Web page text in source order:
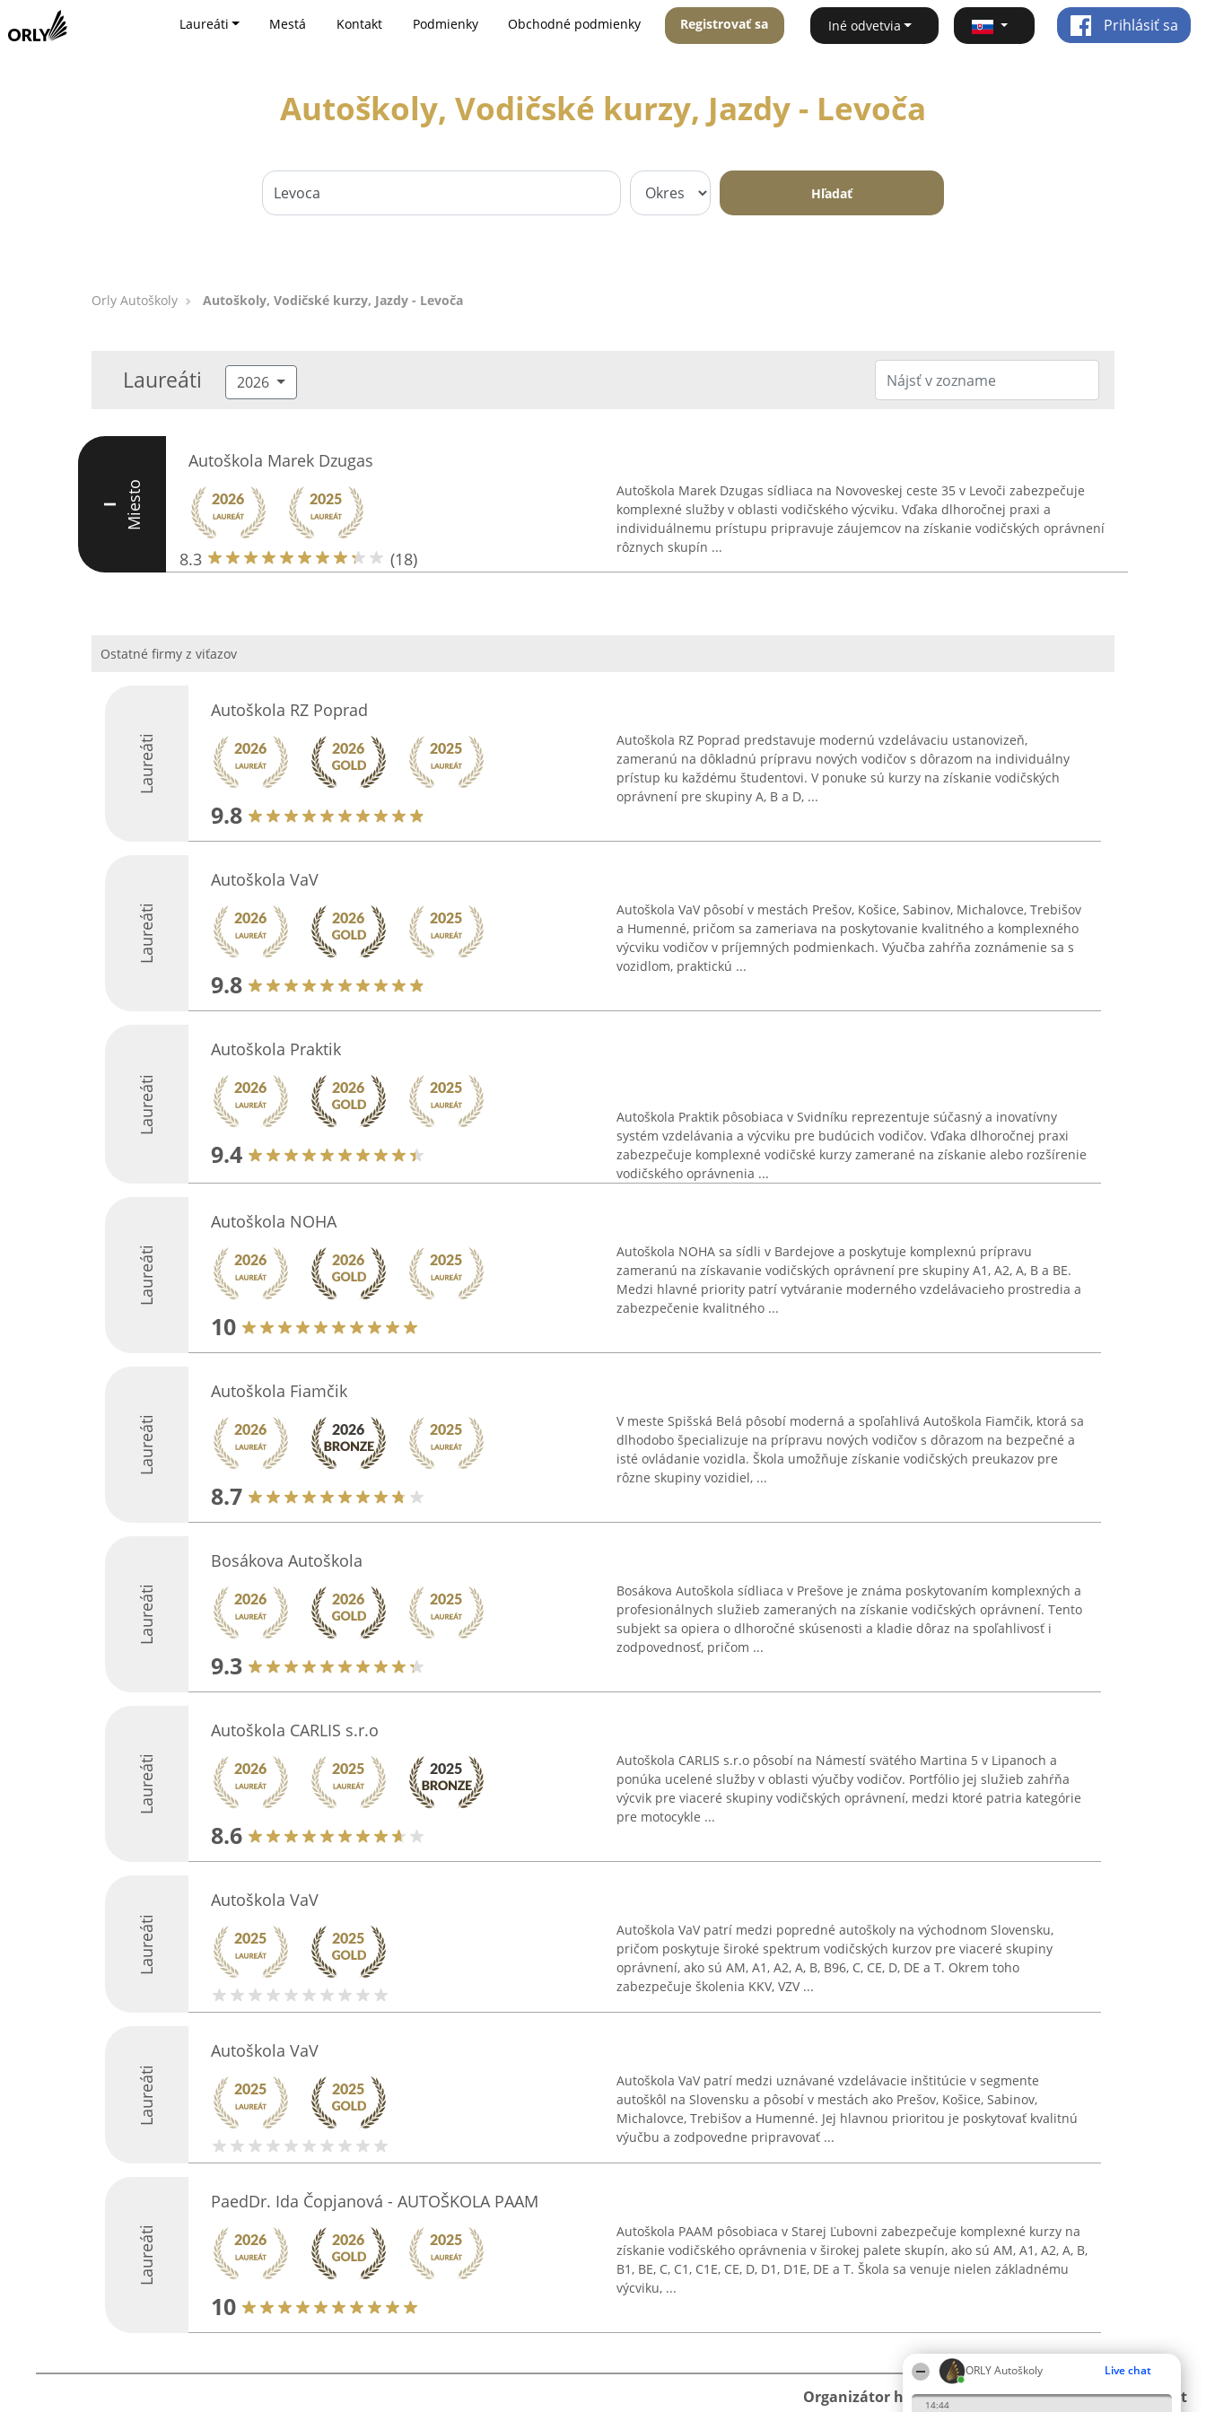
ORLY Autoškoly Live chat
14:44
Laureáti Mestá Kontakt Podmienky Obchodné podmienky Registrovať sa Iné odvetvia Prihlásiť sa
Autoškoly, Vodičské kurzy, Jazdy - Levoča
Hľadať
Orly Autoškoly Autoškoly, Vodičské kurzy, Jazdy - Levoča
Laureáti 2026
I Miesto
Autoškola Marek Dzugas
8.3 (18)
Autoškola Marek Dzugas sídliaca na Novoveskej ceste 35 v Levoči zabezpečuje
komplexné služby v oblasti vodičského výcviku. Vďaka dlhoročnej praxi a
individuálnemu prístupu pripravuje záujemcov na získanie vodičských oprávnení
rôznych skupín ...
Ostatné firmy z viťazov
Laureáti
Autoškola RZ Poprad
9.8
Autoškola RZ Poprad predstavuje modernú vzdelávaciu ustanovizeň,
zameranú na dôkladnú prípravu nových vodičov s dôrazom na individuálny
prístup ku každému študentovi. V ponuke sú kurzy na získanie vodičských
oprávnení pre skupiny A, B a D, ...
Laureáti
Autoškola VaV
9.8
Autoškola VaV pôsobí v mestách Prešov, Košice, Sabinov, Michalovce, Trebišov
a Humenné, pričom sa zameriava na poskytovanie kvalitného a komplexného
výcviku vodičov v príjemných podmienkach. Výučba zahŕňa zoznámenie sa s
vozidlom, praktickú ...
Laureáti
Autoškola Praktik
9.4
Autoškola Praktik pôsobiaca v Svidníku reprezentuje súčasný a inovatívny
systém vzdelávania a výcviku pre budúcich vodičov. Vďaka dlhoročnej praxi
zabezpečuje komplexné vodičské kurzy zamerané na získanie alebo rozšírenie
vodičského oprávnenia ...
Laureáti
Autoškola NOHA
10
Autoškola NOHA sa sídli v Bardejove a poskytuje komplexnú prípravu
zameranú na získavanie vodičských oprávnení pre skupiny A1, A2, A, B a BE.
Medzi hlavné priority patrí vytváranie moderného vzdelávacieho prostredia a
zabezpečenie kvalitného ...
Laureáti
Autoškola Fiamčik
8.7
V meste Spišská Belá pôsobí moderná a spoľahlivá Autoškola Fiamčik, ktorá sa
dlhodobo špecializuje na prípravu nových vodičov s dôrazom na bezpečné a
isté ovládanie vozidla. Škola umožňuje získanie vodičských preukazov pre
rôzne skupiny vozidiel, ...
Laureáti
Bosákova Autoškola
9.3
Bosákova Autoškola sídliaca v Prešove je známa poskytovaním komplexných a
profesionálnych služieb zameraných na získanie vodičských oprávnení. Tento
subjekt sa opiera o dlhoročné skúsenosti a kladie dôraz na spoľahlivosť i
zodpovednosť, pričom ...
Laureáti
Autoškola CARLIS s.r.o
8.6
Autoškola CARLIS s.r.o pôsobí na Námestí svätého Martina 5 v Lipanoch a
ponúka ucelené služby v oblasti výučby vodičov. Portfólio jej služieb zahŕňa
výcvik pre viaceré skupiny vodičských oprávnení, medzi ktoré patria kategórie
pre motocykle ...
Laureáti
Autoškola VaV
Autoškola VaV patrí medzi popredné autoškoly na východnom Slovensku,
pričom poskytuje široké spektrum vodičských kurzov pre viaceré skupiny
oprávnení, ako sú AM, A1, A2, A, B, B96, C, CE, D, DE a T. Okrem toho
zabezpečuje školenia KKV, VZV ...
Laureáti
Autoškola VaV
Autoškola VaV patrí medzi uznávané vzdelávacie inštitúcie v segmente
autoškôl na Slovensku a pôsobí v mestách ako Prešov, Košice, Sabinov,
Michalovce, Trebišov a Humenné. Jej hlavnou prioritou je poskytovať kvalitnú
výučbu a zodpovedne pripravovať ...
Laureáti
PaedDr. Ida Čopjanová - AUTOŠKOLA PAAM
10
Autoškola PAAM pôsobiaca v Starej Ľubovni zabezpečuje komplexné kurzy na
získanie vodičského oprávnenia v širokej palete skupín, ako sú AM, A1, A2, A, B,
B1, BE, C, C1, C1E, CE, D, D1, D1E, DE a T. Škola sa venuje nielen základnému
výcviku, ...
Organizátor hodnotenia Hodnotenie Kontakt